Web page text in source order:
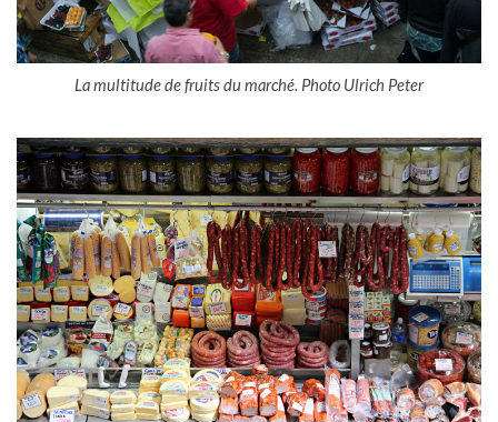
La multitude de fruits du marché. Photo Ulrich Peter